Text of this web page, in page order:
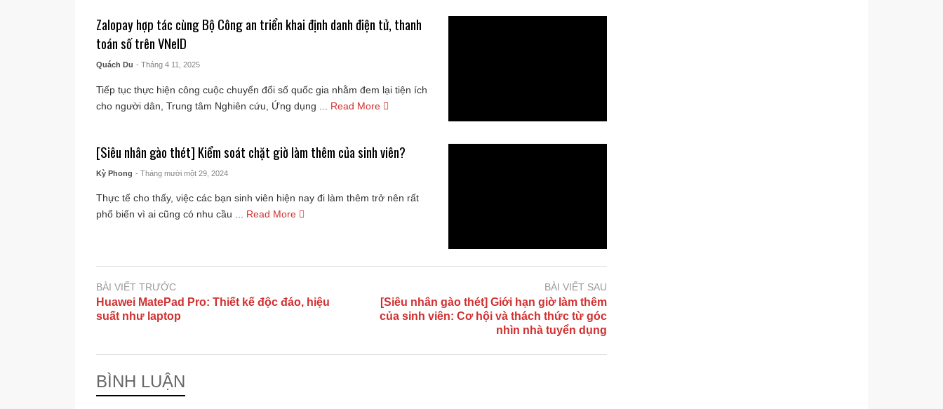
Zalopay hợp tác cùng Bộ Công an triển khai định danh điện tử, thanh
toán số trên VNeID
Quách Du - Tháng 4 11, 2025
Tiếp tục thực hiện công cuộc chuyển đổi số quốc gia nhằm đem lại tiện ích
cho người dân, Trung tâm Nghiên cứu, Ứng dụng ...
Read More
[Siêu nhân gào thét] Kiểm soát chặt giờ làm thêm của sinh viên?
Kỳ Phong - Tháng mười một 29, 2024
Thực tế cho thấy, việc các bạn sinh viên hiện nay đi làm thêm trở nên rất
phổ biến vì ai cũng có nhu cầu ...
Read More
BÀI VIẾT TRƯỚC
Huawei MatePad Pro: Thiết kế độc đáo, hiệu
suất như laptop
BÀI VIẾT SAU
[Siêu nhân gào thét] Giới hạn giờ làm thêm
của sinh viên: Cơ hội và thách thức từ góc
nhìn nhà tuyển dụng
BÌNH LUẬN